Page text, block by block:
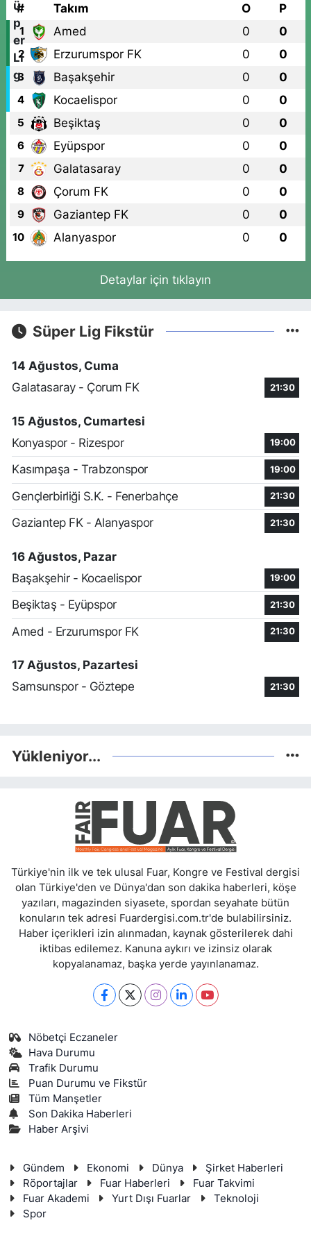
# Takım O P
1 Amed 0 0
2 Erzurumspor FK 0 0
3 Başakşehir 0 0
4 Kocaelispor 0 0
5 Beşiktaş 0 0
6 Eyüpspor 0 0
7 Galatasaray 0 0
8 Çorum FK 0 0
9 Gaziantep FK 0 0
10 Alanyaspor 0 0
Detaylar için tıklayın
Süper Lig Fikstür
14 Ağustos, Cuma
Galatasaray - Çorum FK
21:30
15 Ağustos, Cumartesi
Konyaspor - Rizespor
19:00
Kasımpaşa - Trabzonspor 19:00
Gençlerbirliği S.K. - Fenerbahçe 21:30
Gaziantep FK - Alanyaspor 21:30
16 Ağustos, Pazar
Başakşehir - Kocaelispor
19:00
Beşiktaş - Eyüpspor 21:30
Amed - Erzurumspor FK 21:30
17 Ağustos, Pazartesi
Samsunspor - Göztepe
21:30
Yükleniyor...
Türkiye'nin ilk ve tek ulusal Fuar, Kongre ve Festival dergisi
olan Türkiye'den ve Dünya'dan son dakika haberleri, köşe
yazıları, magazinden siyasete, spordan seyahate bütün
konuların tek adresi Fuardergisi.com.tr'de bulabilirsiniz.
Haber içerikleri izin alınmadan, kaynak gösterilerek dahi
iktibas edilemez. Kanuna aykırı ve izinsiz olarak
kopyalanamaz, başka yerde yayınlanamaz.
Nöbetçi Eczaneler
Hava Durumu
Trafik Durumu
Puan Durumu ve Fikstür
Tüm Manşetler
Son Dakika Haberleri
Haber Arşivi
Gündem Ekonomi Dünya
Şirket Haberleri
Röportajlar
Fuar Haberleri
Fuar Takvimi
Fuar Akademi
Yurt Dışı Fuarlar
Teknoloji
Spor